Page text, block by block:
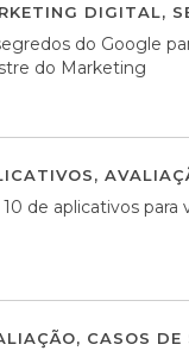
DIGITAL,
do Google
do Marketing
,
10 de aplicativos
, CASOS